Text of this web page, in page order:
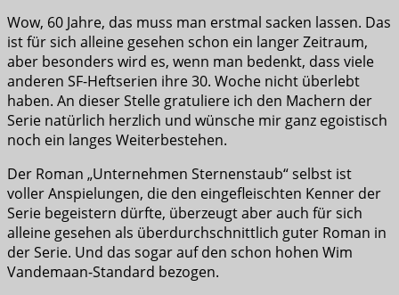
Wow, 60 Jahre, das muss man erstmal sacken lassen. Das
ist für sich alleine gesehen schon ein langer Zeitraum,
aber besonders wird es, wenn man bedenkt, dass viele
anderen SF-Heftserien ihre 30. Woche nicht überlebt
haben. An dieser Stelle gratuliere ich den Machern der
Serie natürlich herzlich und wünsche mir ganz egoistisch
noch ein langes Weiterbestehen.
Der Roman „Unternehmen Sternenstaub“ selbst ist
voller Anspielungen, die den eingefleischten Kenner der
Serie begeistern dürfte, überzeugt aber auch für sich
alleine gesehen als überdurchschnittlich guter Roman in
der Serie. Und das sogar auf den schon hohen Wim
Vandemaan-Standard bezogen.